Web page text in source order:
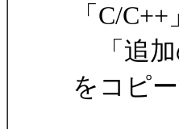
「C/
「追加
をコピー